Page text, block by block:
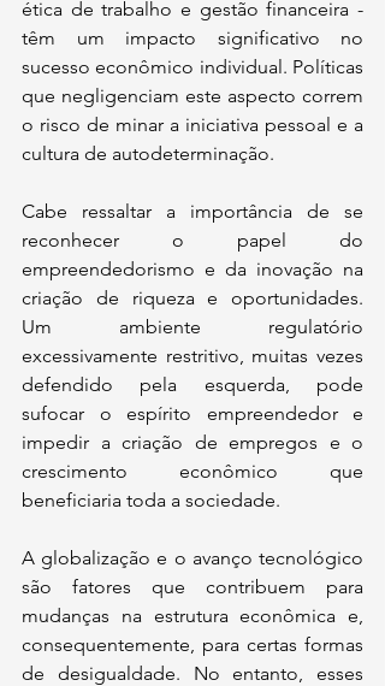
ética de trabalho e gestão financeira -
têm um impacto significativo no
sucesso econômico individual. Políticas
que negligenciam este aspecto correm
o risco de minar a iniciativa pessoal e a
cultura de autodeterminação.
Cabe ressaltar a importância de se
reconhecer o papel do
empreendedorismo e da inovação na
criação de riqueza e oportunidades.
Um ambiente regulatório
excessivamente restritivo, muitas vezes
defendido pela esquerda, pode
sufocar o espírito empreendedor e
impedir a criação de empregos e o
crescimento econômico que
beneficiaria toda a sociedade.
A globalização e o avanço tecnológico
são fatores que contribuem para
mudanças na estrutura econômica e,
consequentemente, para certas formas
de desigualdade. No entanto, esses